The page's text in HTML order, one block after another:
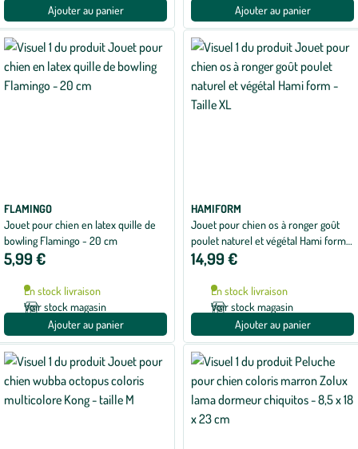
Ajouter au panier
Ajouter au panier
FLAMINGO
Jouet pour chien en latex quille de
bowling Flamingo - 20 cm
5,99 €
En stock livraison
Voir stock magasin
Ajouter au panier
HAMIFORM
Jouet pour chien os à ronger goût
poulet naturel et végétal Hami form -
Taille XL
14,99 €
En stock livraison
Voir stock magasin
Ajouter au panier